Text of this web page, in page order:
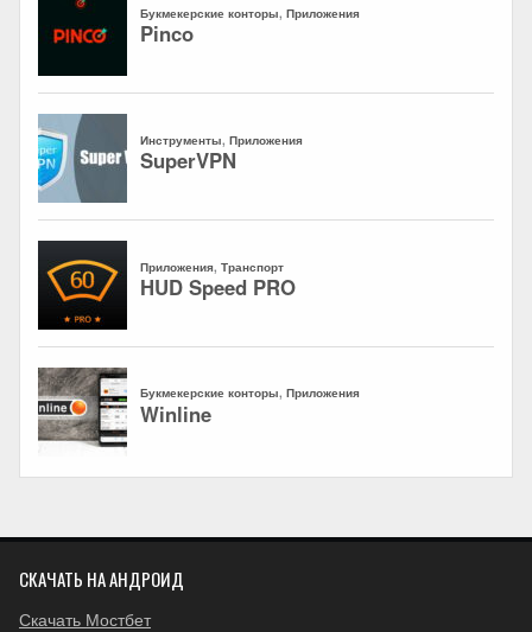
СКАЧАТЬ НА АНДРОИД
Скачать Мостбет